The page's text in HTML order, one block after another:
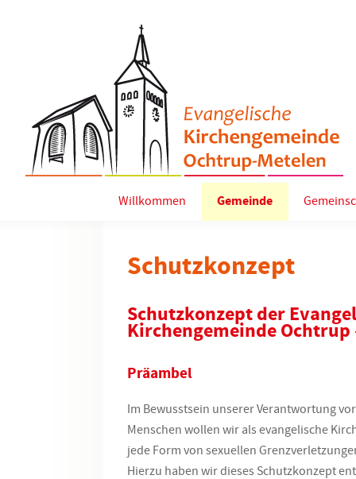
Willkommen Gemeinde
Schutzkonzept
Schutzkonzept der
Kirchengemeinde Ochtrup
Präambel
Im Bewusstsein unserer Verantwortung
Menschen wollen wir als evangelische
jede Form von sexuellen
Hierzu haben wir dieses Schutzkonzept